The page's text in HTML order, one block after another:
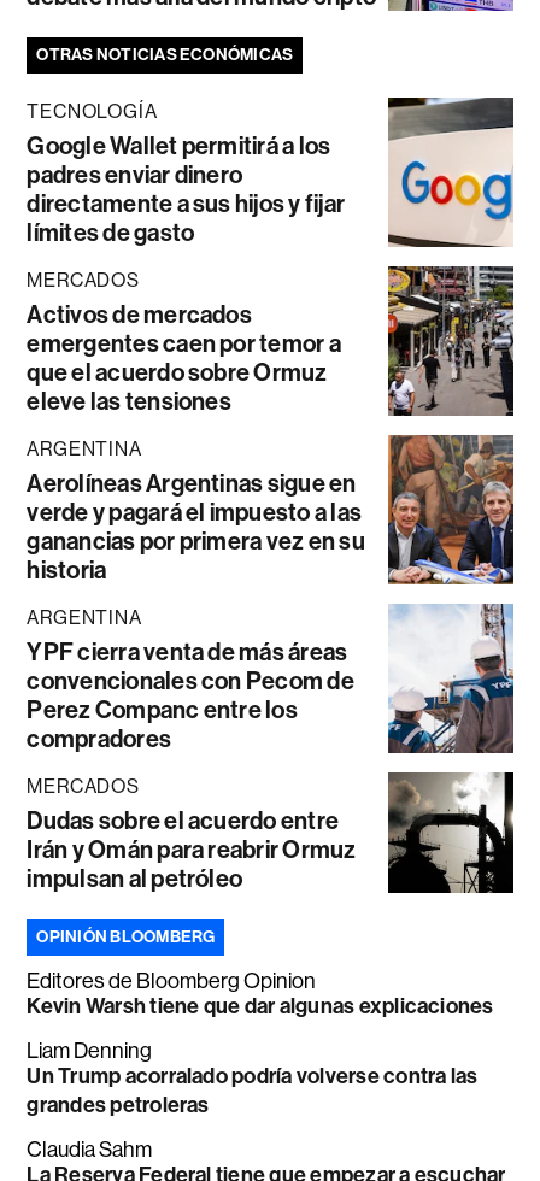
OTRAS NOTICIAS ECONÓMICAS
TECNOLOGÍA
Google Wallet permitirá a los
padres enviar dinero
directamente a sus hijos y fijar
límites de gasto
MERCADOS
Activos de mercados
emergentes caen por temor a
que el acuerdo sobre Ormuz
eleve las tensiones
ARGENTINA
Aerolíneas Argentinas sigue en
verde y pagará el impuesto a las
ganancias por primera vez en su
historia
ARGENTINA
YPF cierra venta de más áreas
convencionales con Pecom de
Perez Companc entre los
compradores
MERCADOS
Dudas sobre el acuerdo entre
Irán y Omán para reabrir Ormuz
impulsan al petróleo
OPINIÓN BLOOMBERG
Editores de Bloomberg Opinion
Kevin Warsh tiene que dar algunas explicaciones
Liam Denning
Un Trump acorralado podría volverse contra las
grandes petroleras
Claudia Sahm
La Reserva Federal tiene que empezar a escuchar